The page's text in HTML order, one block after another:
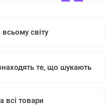
світу
те, що шукають
всі товари